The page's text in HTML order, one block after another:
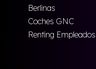
Berlinas
Coches GNC
Renting Empleados